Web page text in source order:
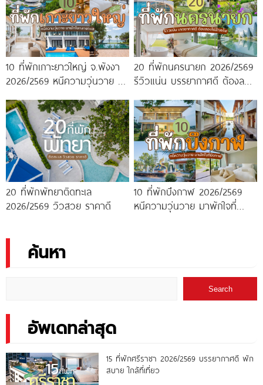
10 ที่พักเกาะยาวใหญ่ จ.พังงา
2026/2569 หนีความวุ่นวาย มา
20 ที่พักนครนายก 2026/2569
รีวิวแน่น บรรยากาศดี ต้องลอง
20 ที่พักพัทยาติดทะเล
2026/2569 วิวสวย ราคาดี
10 ที่พักบึงกาฬ 2026/2569
หนีความวุ่นวาย มาพักใจที่
ค้นหา
Search
อัพเดทล่าสุด
15 ที่พักศรีราชา 2026/2569 บรรยากาศดี พัก
สบาย ใกล้ที่เที่ยว